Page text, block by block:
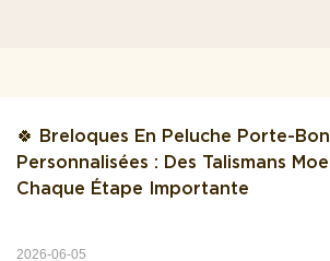
🍀 Breloques En Peluche Porte-
Personnalisées : Des Talismans
Chaque Étape Importante
2026-06-05